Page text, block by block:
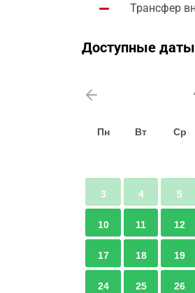
Трансфер
Доступные даты
Пн Вт Ср
3 4 5
10 11 12
17 18 19
24 25 26